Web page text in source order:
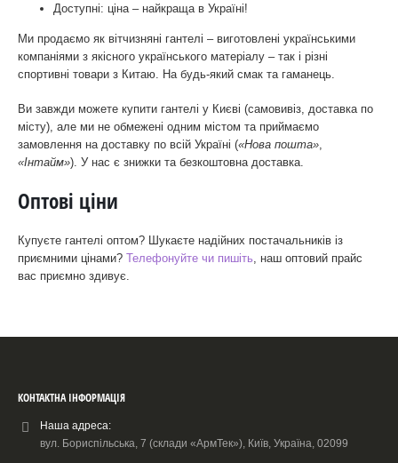
Доступні: ціна – найкраща в Україні!
Ми продаємо як вітчизняні гантелі – виготовлені українськими
компаніями з якісного українського матеріалу – так і різні
спортивні товари з Китаю. На будь-який смак та гаманець.
Ви завжди можете купити гантелі у Києві (самовивіз, доставка по
місту), але ми не обмежені одним містом та приймаємо
замовлення на доставку по всій Україні («Нова пошта»,
«Інтайм»). У нас є знижки та безкоштовна доставка.
Оптові ціни
Купуєте гантелі оптом? Шукаєте надійних постачальників із
приємними цінами? Телефонуйте чи пишіть , наш оптовий прайс
вас приємно здивує.
КОНТАКТНА ІНФОРМАЦІЯ
Наша адреса:
вул. Бориспільська, 7 (склади «АрмТек»), Київ, Україна, 02099